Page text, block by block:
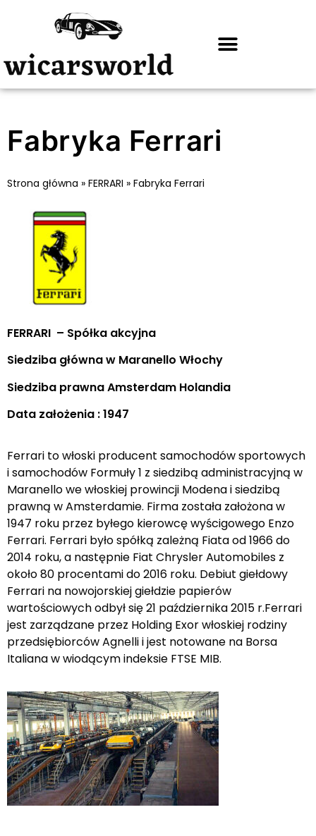
Fabryka Ferrari
Strona główna » FERRARI » Fabryka Ferrari
FERRARI – Spółka akcyjna
Siedziba główna w Maranello Włochy
Siedziba prawna Amsterdam Holandia
Data założenia : 1947
Ferrari to włoski producent samochodów sportowych
i samochodów Formuły 1 z siedzibą administracyjną w
Maranello we włoskiej prowincji Modena i siedzibą
prawną w Amsterdamie. Firma została założona w
1947 roku przez byłego kierowcę wyścigowego Enzo
Ferrari. Ferrari było spółką zależną Fiata od 1966 do
2014 roku, a następnie Fiat Chrysler Automobiles z
około 80 procentami do 2016 roku. Debiut giełdowy
Ferrari na nowojorskiej giełdzie papierów
wartościowych odbył się 21 października 2015 r.Ferrari
jest zarządzane przez Holding Exor włoskiej rodziny
przedsiębiorców Agnelli i jest notowane na Borsa
Italiana w wiodącym indeksie FTSE MIB.